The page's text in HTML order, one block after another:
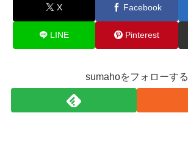
X Facebook
LINE Pinterest
sumahoをフォローする